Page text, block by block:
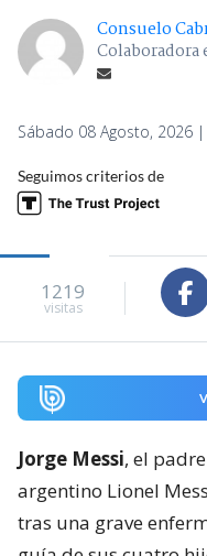
Consuelo
Colaboradora
Sábado 08 Agosto, 2026
Seguimos criterios de
1219
visitas
Jorge Messi, el
argentino Lionel
tras una grave